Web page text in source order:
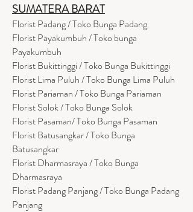
SUMATERA BARAT
Florist Padang / Toko Bunga Padang
Florist Payakumbuh / Toko bunga
Payakumbuh
Florist Bukittinggi / Toko Bunga Bukittinggi
Florist Lima Puluh / Toko Bunga Lima Puluh
Florist Pariaman / Toko Bunga Pariaman
Florist Solok / Toko Bunga Solok
Florist Pasaman/ Toko Bunga Pasaman
Florist Batusangkar / Toko Bunga
Batusangkar
Florist Dharmasraya / Toko Bunga
Dharmasraya
Florist Padang Panjang / Toko Bunga Padang
Panjang